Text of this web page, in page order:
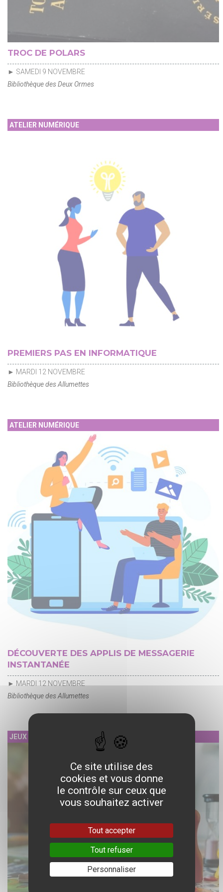
TROC DE POLARS
► SAMEDI 9 NOVEMBRE
Bibliothèque des Deux Ormes
ATELIER NUMÉRIQUE
PREMIERS PAS EN INFORMATIQUE
► MARDI 12 NOVEMBRE
Bibliothèque des Allumettes
ATELIER NUMÉRIQUE
DÉCOUVERTE DES APPLIS DE MESSAGERIE
INSTANTANÉE
► MARDI 12 NOVEMBRE
Bibliothèque des Allumettes
JEUX
Ce site utilise des
cookies et vous donne
le contrôle sur ceux que
vous souhaitez activer
Tout accepter
Tout refuser
Personnaliser